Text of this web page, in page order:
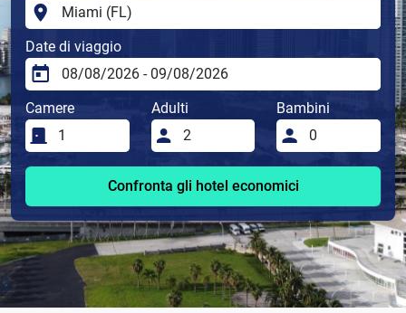
Date di viaggio
Camere Adulti Bambini
Confronta gli hotel economici